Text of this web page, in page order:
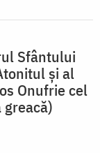
Sfântului
și al
Onufrie cel